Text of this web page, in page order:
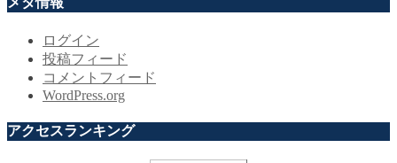
ログイン
投稿フィード
コメントフィード
WordPress.org
アクセスランキング